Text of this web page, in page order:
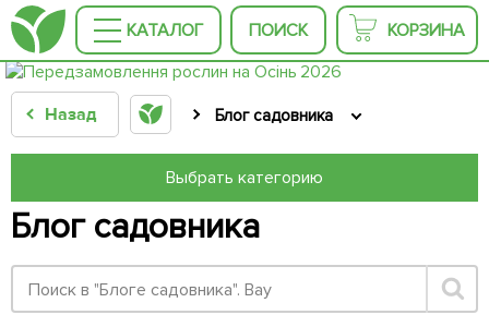
КАТАЛОГ ПОИСК КОРЗИНА
Назад Блог садовника
Выбрать категорию
Блог садовника